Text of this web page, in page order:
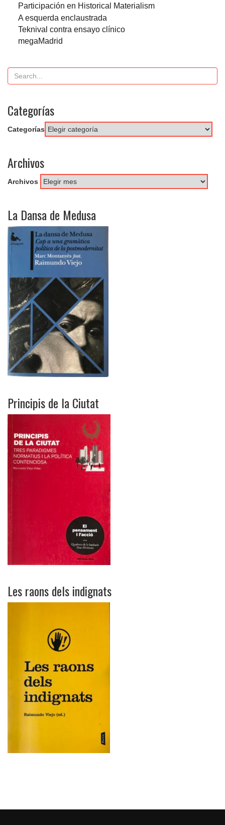
Participación en Historical Materialism
A esquerda enclaustrada
Teknival contra ensayo clínico
megaMadrid
Categorías
Categorías
Archivos
Archivos
La Dansa de Medusa
Principis de la Ciutat
Les raons dels indignats